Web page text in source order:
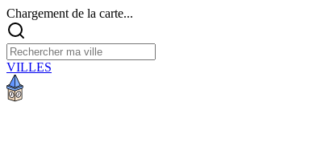
Chargement de la carte...
VILLES